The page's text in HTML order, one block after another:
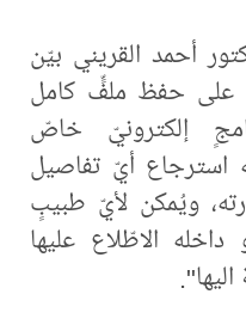
أحمد القريني بيّن
على حفظ ملفٍّ كامل
إلكترونيّ خاصّ
استرجاع أيّ تفاصيل
ويُمكن لأيّ طبيبٍ
الاطّلاع عليها